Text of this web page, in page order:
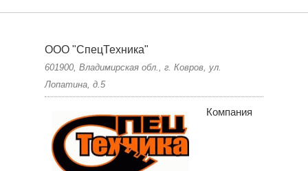
ООО "СпецТехника"
601900, Владимирская обл., г. Ковров, ул.
Лопатина, д.5
Компания